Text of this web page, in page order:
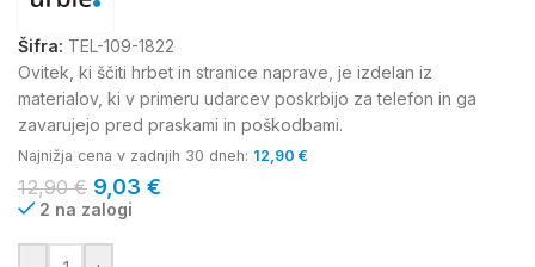
Šifra: TEL-109-1822
Ovitek, ki ščiti hrbet in stranice naprave, je izdelan iz
materialov, ki v primeru udarcev poskrbijo za telefon in ga
zavarujejo pred praskami in poškodbami.
Najnižja cena v zadnjih 30 dneh: 12,90 €
12,90€ 9,03 €
2 na zalogi